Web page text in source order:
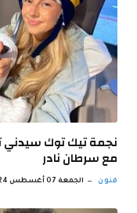
مع سرطان نادر
فنون الجمعة 07 أغسطس 12:24 م